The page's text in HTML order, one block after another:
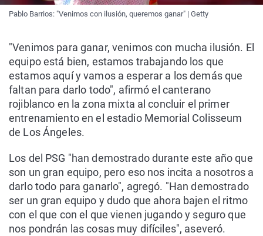
Pablo Barrios: "Venimos con ilusión, queremos ganar" | Getty
"Venimos para ganar, venimos con mucha ilusión. El
equipo está bien, estamos trabajando los que
estamos aquí y vamos a esperar a los demás que
faltan para darlo todo", afirmó el canterano
rojiblanco en la zona mixta al concluir el primer
entrenamiento en el estadio Memorial Colisseum
de Los Ángeles.
Los del PSG "han demostrado durante este año que
son un gran equipo, pero eso nos incita a nosotros a
darlo todo para ganarlo", agregó. "Han demostrado
ser un gran equipo y dudo que ahora bajen el ritmo
con el que con el que vienen jugando y seguro que
nos pondrán las cosas muy difíciles", aseveró.